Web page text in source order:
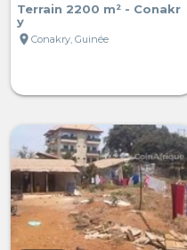
Terrain 2200 m² - Conakr
y
location_on Conakry, Guinée